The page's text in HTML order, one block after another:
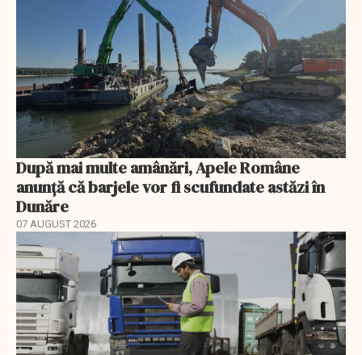
După mai multe amânări, Apele Române
anunță că barjele vor fi scufundate astăzi în
Dunăre
07 AUGUST 2026